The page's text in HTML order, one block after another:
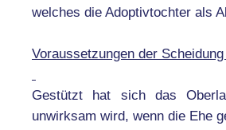
welches die Adoptivtochter als
Voraussetzungen der
Gestützt hat sich das
unwirksam wird, wenn die Ehe